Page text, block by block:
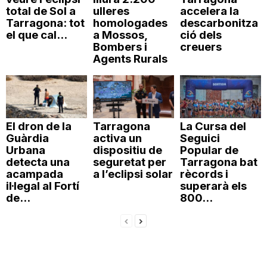
total de Sol a
Tarragona: tot
el que cal...
ulleres
homologades
a Mossos,
Bombers i
Agents Rurals
accelera la
descarbonitza
ció dels
creuers
El dron de la
Guàrdia
Urbana
detecta una
acampada
il·legal al Fortí
de...
Tarragona
activa un
dispositiu de
seguretat per
a l’eclipsi solar
La Cursa del
Seguici
Popular de
Tarragona bat
rècords i
superarà els
800...